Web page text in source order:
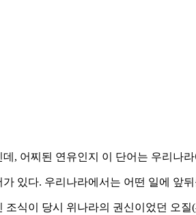
, 어찌된 연유인지 이 단어는 우리나
가 있다. 우리나라에서는 어떤 일에
조식이 당시 위나라의 권신이었던 오